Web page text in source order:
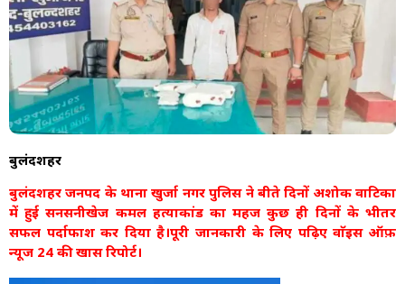
बुलंदशहर
बुलंदशहर जनपद के थाना खुर्जा नगर पुलिस ने बीते दिनों अशोक वाटिका
में हुई सनसनीखेज कमल हत्याकांड का महज कुछ ही दिनों के भीतर
सफल पर्दाफाश कर दिया है।पूरी जानकारी के लिए पढ़िए वाॅइस ऑफ़
न्यूज 24 की खास रिपोर्ट।